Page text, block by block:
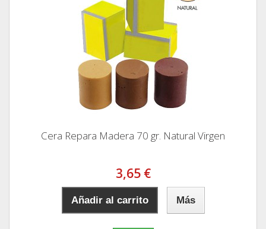
Cera Repara Madera 70 gr. Natural Virgen
3,65 €
Añadir al carrito Más